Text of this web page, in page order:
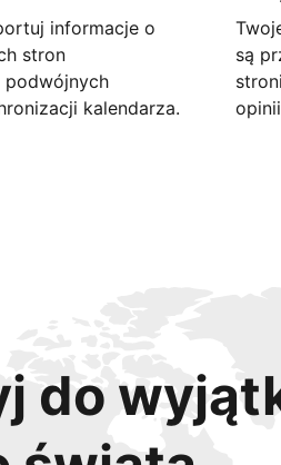
informacje o
stron
podwójnych
kalendarza.
są
do